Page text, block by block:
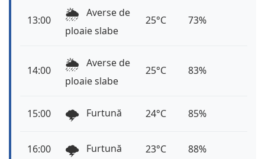
13:00 🌦️ Averse de
ploaie slabe
25°C 73%
14:00 🌦️ Averse de
ploaie slabe
25°C 83%
15:00 🌩️ Furtună 24°C 85%
16:00 🌩️ Furtună 23°C 88%